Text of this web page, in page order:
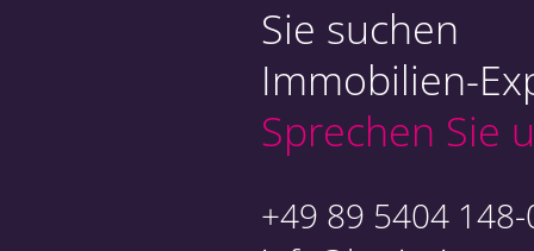
Sie suchen
Immobilien-
Sprechen Sie
+49 89 5404